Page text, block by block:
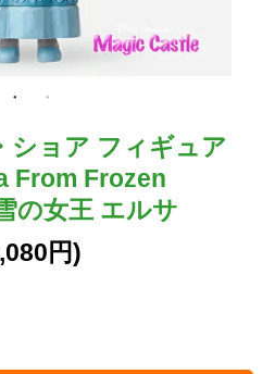
ショア フィギュア
From Frozen
の女王 エルサ
円)